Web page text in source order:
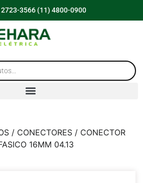
2723-3566 (11) 4800-0900
/ CONECTORES / CONECTOR
16MM 04.13